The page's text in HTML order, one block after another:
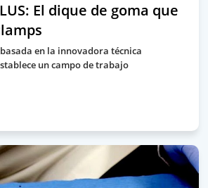
El dique de goma que
en la innovadora técnica
un campo de trabajo